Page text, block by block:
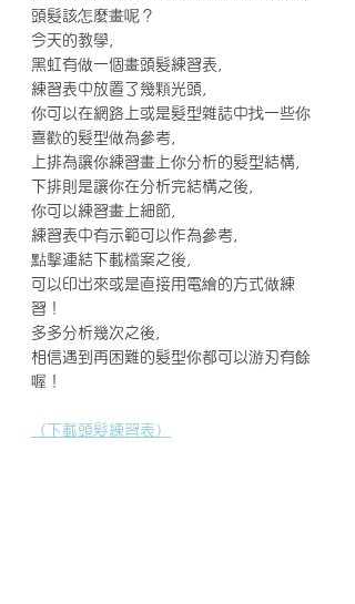
頭髮該怎麼畫呢？
今天的教學，
黑虹有做一個畫頭髮練習表，
練習表中放置了幾顆光頭，
你可以在網路上或是髮型雜誌中找一些你
喜歡的髮型做為參考，
上排為讓你練習畫上你分析的髮型結構，
下排則是讓你在分析完結構之後，
你可以練習畫上細節，
練習表中有示範可以作為參考，
點擊連結下載檔案之後，
可以印出來或是直接用電繪的方式做練
習！
多多分析幾次之後，
相信遇到再困難的髮型你都可以游刃有餘
喔！
（下載頭髮練習表）